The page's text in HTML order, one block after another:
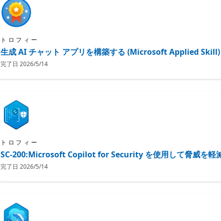
トロフィー
生成 AI チャット アプリを構築する (Microsoft Applied Skill)
完了日 2026/5/14
トロフィー
SC-200:Microsoft Copilot for Security を使用して脅威を軽
完了日 2026/5/14